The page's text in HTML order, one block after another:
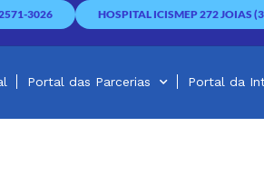
3026 HOSPITAL ICISMEP 272 JOIAS
Portal das Parcerias Portal da